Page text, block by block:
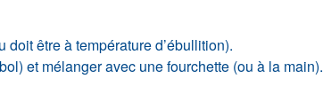
être à température d’ébullition).
et mélanger avec une fourchette (ou à la main).